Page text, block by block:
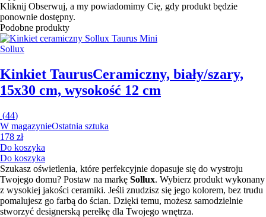
Kliknij Obserwuj, a my powiadomimy Cię, gdy produkt będzie
ponownie dostępny.
Podobne produkty
Sollux
Kinkiet TaurusCeramiczny, biały/szary,
15x30 cm, wysokość 12 cm
(44)
W magazynieOstatnia sztuka
178 zł
Do koszyka
Do koszyka
Szukasz oświetlenia, które perfekcyjnie dopasuje się do wystroju
Twojego domu? Postaw na markę Sollux. Wybierz produkt wykonany
z wysokiej jakości ceramiki. Jeśli znudzisz się jego kolorem, bez trudu
pomalujesz go farbą do ścian. Dzięki temu, możesz samodzielnie
stworzyć designerską perełkę dla Twojego wnętrza.